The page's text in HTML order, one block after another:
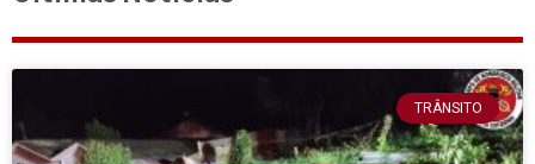
TRÂNSITO